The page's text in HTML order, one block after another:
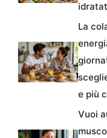
La
e più
Vuoi